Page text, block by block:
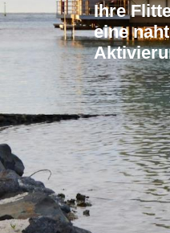
Ihre
eine